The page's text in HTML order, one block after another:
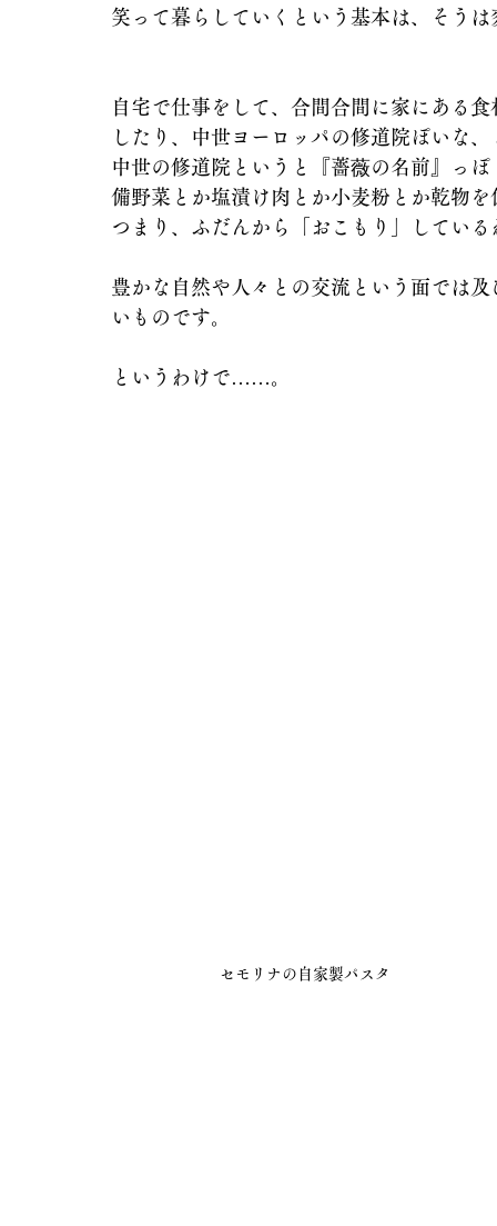
笑って暮らしていくという基本は、そう
自宅で仕事をして、合間合間に家にある
したり、中世ヨーロッパの修道院ぽいな
中世の修道院というと『薔薇の名前』っ
備野菜とか塩漬け肉とか小麦粉とか乾物
つまり、ふだんから「おこもり」している
豊かな自然や人々との交流という面では
いものです。
というわけで……。
セモリナの自家製パスタ